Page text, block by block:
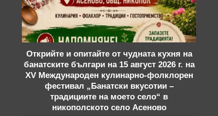
Открийте и опитайте от чудната кухня на
банатските българи на 15 август 2026 г. на
XV Международен кулинарно-фолклорен
фестивал „Банатски вкусотии –
традициите на моето село“ в
никополското село Асеново